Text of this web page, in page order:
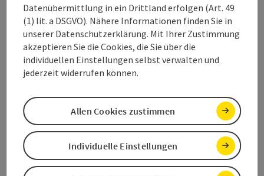
Den digitalen Fahrplan finden Sie hier:
FAHRPLAN TRAUNSEE WINTERSHUTTLE 2024/25
Datenübermittlung in ein Drittland erfolgen (Art. 49
(1) lit. a DSGVO). Nähere Informationen finden Sie in
unserer Datenschutzerklärung. Mit Ihrer Zustimmung
akzeptieren Sie die Cookies, die Sie über die
individuellen Einstellungen selbst verwalten und
jederzeit widerrufen können.
Individuelle Einstellungen
Allen Cookies zustimmen